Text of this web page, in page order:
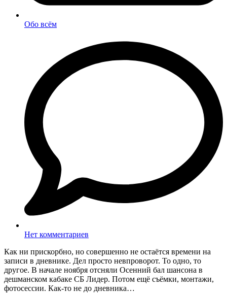
Обо всём
Нет комментариев
Как ни прискорбно, но совершенно не остаётся времени на
записи в дневнике. Дел просто невпроворот. То одно, то
другое. В начале ноября отсняли Осенний бал шансона в
дешманском кабаке СБ Лидер. Потом ещё съёмки, монтажи,
фотосессии. Как-то не до дневника…